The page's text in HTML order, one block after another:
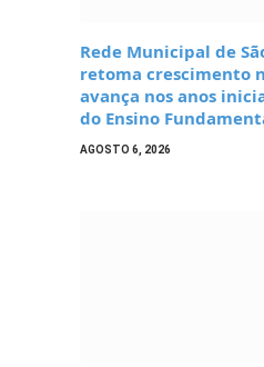
Rede Municipal de
retoma crescimento
avança nos anos
do Ensino
AGOSTO 6, 2026